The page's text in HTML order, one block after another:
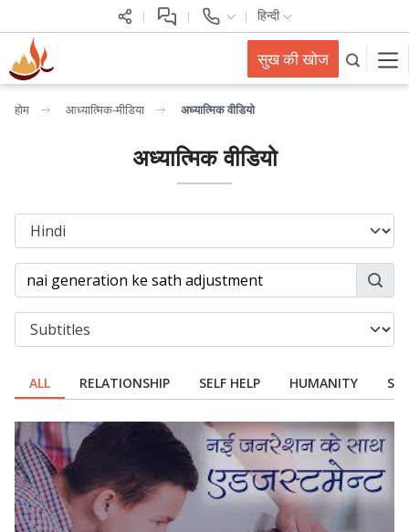
हिन्दी
सुख की खोज
होम आध्यात्मिक-मीडिया अध्यात्मिक वीडियो
अध्यात्मिक वीडियो
ALL RELATIONSHIP SELF HELP HUMANITY